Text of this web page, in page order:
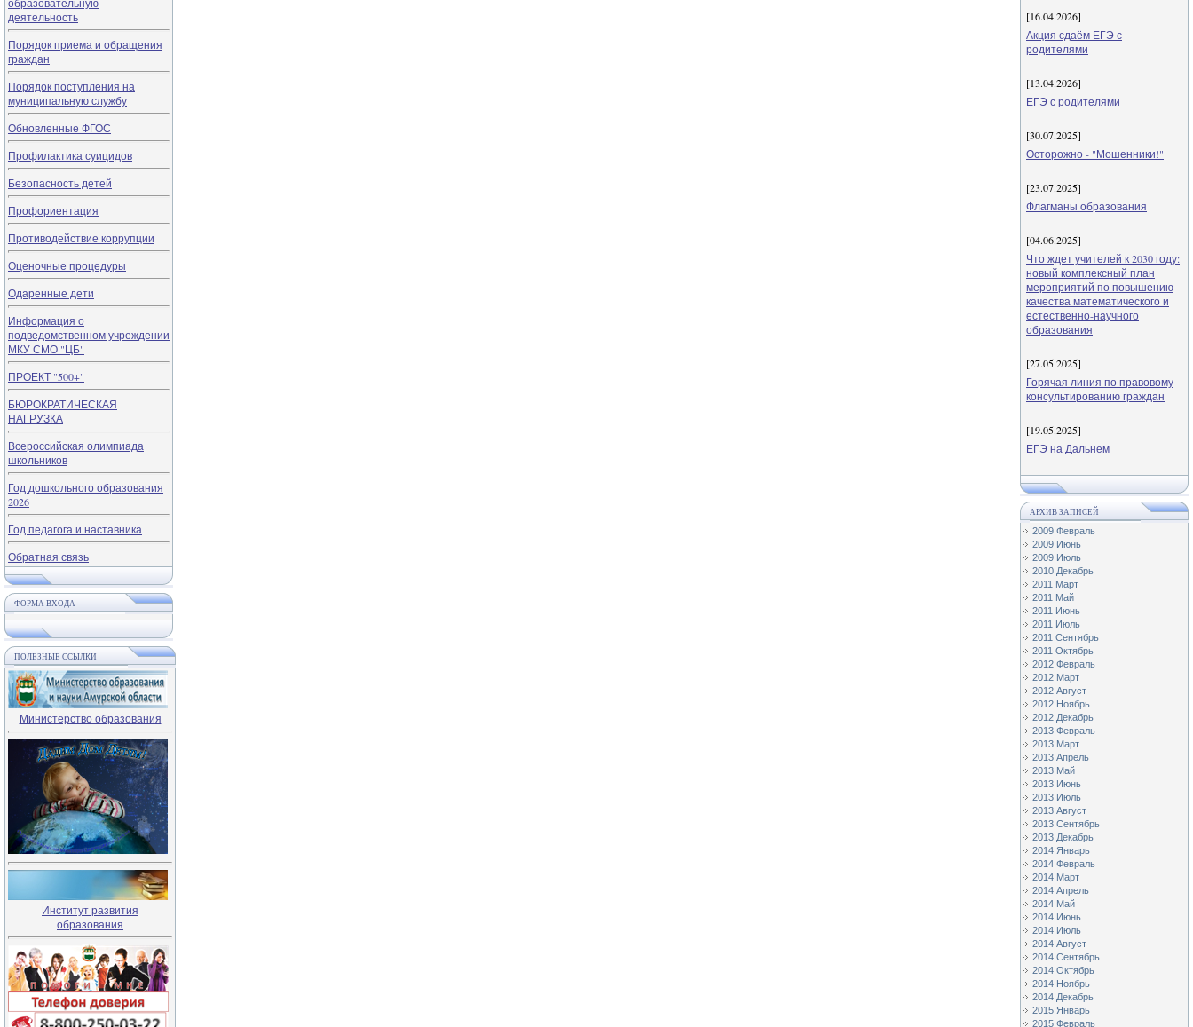
деятельность
Порядок приема и обращения
граждан
Порядок поступления на
муниципальную службу
Обновленные ФГОС
Профилактика суицидов
Безопасность детей
Профориентация
Противодействие коррупции
Оценочные процедуры
Одаренные дети
Информация о
подведомственном учреждении
МКУ СМО "ЦБ"
ПРОЕКТ "500+"
БЮРОКРАТИЧЕСКАЯ
НАГРУЗКА
Всероссийская олимпиада
школьников
Год дошкольного образования
2026
Год педагога и наставника
Обратная связь
ФОРМА ВХОДА
ПОЛЕЗНЫЕ ССЫЛКИ
Министерство образования
Институт развития
образования
[16.04.2026]
Акция сдаём ЕГЭ с
родителями
[13.04.2026]
ЕГЭ с родителями
[30.07.2025]
Осторожно - "Мошенники!"
[23.07.2025]
Флагманы образования
[04.06.2025]
Что ждет учителей к 2030 году:
новый комплексный план
мероприятий по повышению
качества математического и
естественно-научного
образования
[27.05.2025]
Горячая линия по правовому
консультированию граждан
[19.05.2025]
ЕГЭ на Дальнем
АРХИВ ЗАПИСЕЙ
2009 Февраль
2009 Июнь
2009 Июль
2010 Декабрь
2011 Март
2011 Май
2011 Июнь
2011 Июль
2011 Сентябрь
2011 Октябрь
2012 Февраль
2012 Март
2012 Август
2012 Ноябрь
2012 Декабрь
2013 Февраль
2013 Март
2013 Апрель
2013 Май
2013 Июнь
2013 Июль
2013 Август
2013 Сентябрь
2013 Декабрь
2014 Январь
2014 Февраль
2014 Март
2014 Апрель
2014 Май
2014 Июнь
2014 Июль
2014 Август
2014 Сентябрь
2014 Октябрь
2014 Ноябрь
2014 Декабрь
2015 Январь
2015 Февраль